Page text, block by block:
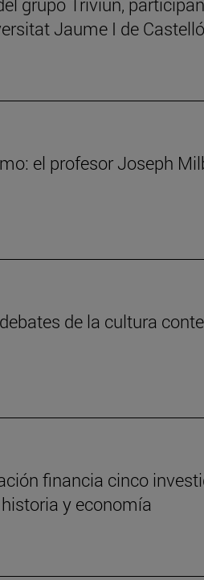
Jaume I de
el profesor Joseph
de la cultura
financia cinco
y economía